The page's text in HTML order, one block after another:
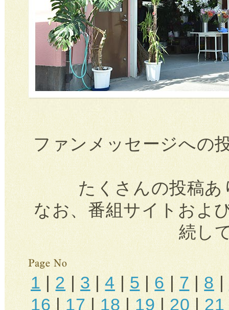
ファンメッセージへの
たくさんの投稿
なお、番組サイトおよ
続し
1|2|3|4|5|6|7|8|
16|17|18|19|20|21